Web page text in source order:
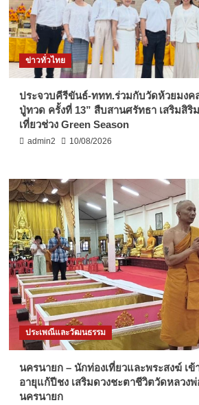
ข่าวทั่วไทย
ประจวบคีรีขันธ์-ททท.ร่วมกับวัดห้วยมงค
ปู่ทวด ครั้งที่ 13” สืบสานศรัทธา เสริมสิริ
เที่ยวช่วง Green Season
admin2 10/08/2026
ประเพณีและวัฒนธรรม
นครนายก – นักท่องเที่ยวและพระสงฆ์ เ
อายุแก้ปีชง เสริมดวงชะตาชีวิตวัดหลวง
นครนายก